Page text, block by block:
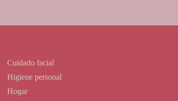
Cuidado facial
Higiene personal
Hogar